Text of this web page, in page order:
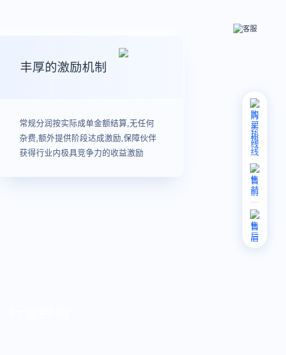
丰厚的激励机制
常规分润按实际成单金额结算,无任何
杂费,额外提供阶段达成激励,保障伙伴
获得行业内极具竞争力的收益激励
购
买
热
线
售
前
售
后